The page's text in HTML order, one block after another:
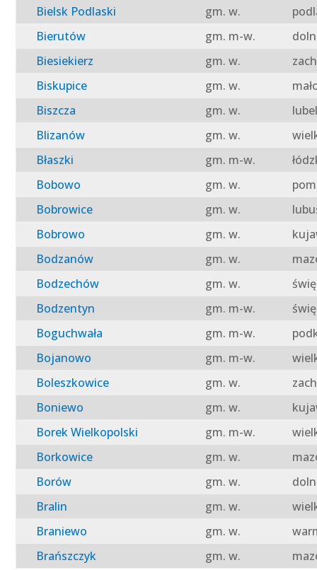
Bielsk Podlaski
gm. w.
Bierutów
gm. m-w.
Biesiekierz
gm. w.
Biskupice
gm. w.
Biszcza
gm. w.
Blizanów
gm. w.
Błaszki
gm. m-w.
Bobowo
gm. w.
Bobrowice
gm. w.
Bobrowo
gm. w.
Bodzanów
gm. w.
Bodzechów
gm. w.
Bodzentyn
gm. m-w.
Boguchwała
gm. m-w.
Bojanowo
gm. m-w.
Boleszkowice
gm. w.
Boniewo
gm. w.
Borek Wielkopolski
gm. m-w.
Borkowice
gm. w.
Borów
gm. w.
Bralin
gm. w.
Braniewo
gm. w.
Brańszczyk
gm. w.